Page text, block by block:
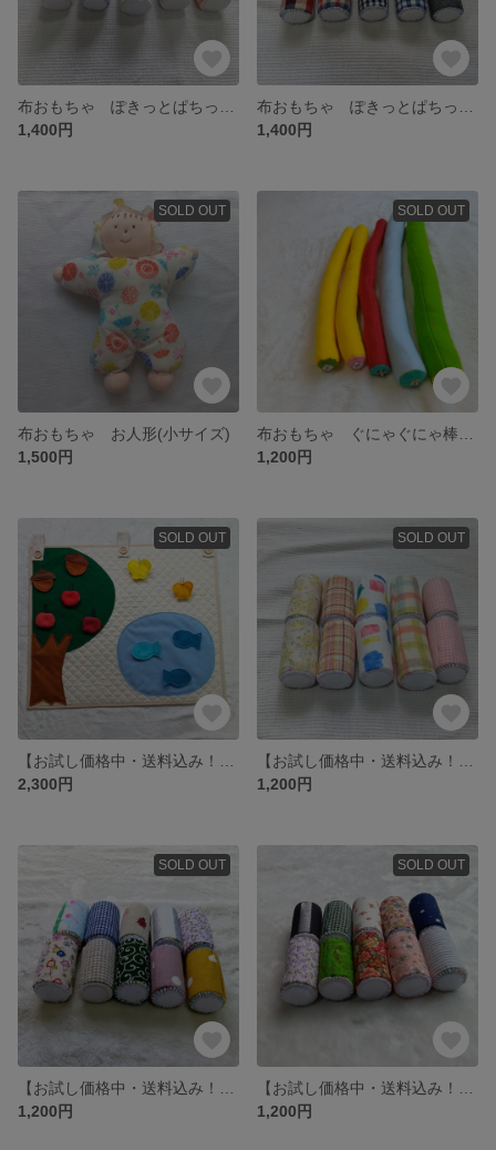
1,400円
1,400円
SOLD OUT
布おもちゃ お人形(小サイズ)
1,500円
SOLD OUT
1,200円
SOLD OUT
2,300円
SOLD OUT
1,200円
SOLD OUT
1,200円
SOLD OUT
1,200円